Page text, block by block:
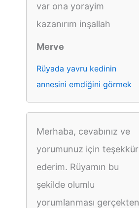
var ona yorayim
kazanırım inşallah
Merve
Rüyada yavru kedinin
annesini emdiğini görmek
Merhaba, cevabınız ve
yorumunuz için teşekkür
ederim. Rüyamın bu
şekilde olumlu
yorumlanması gerçekten